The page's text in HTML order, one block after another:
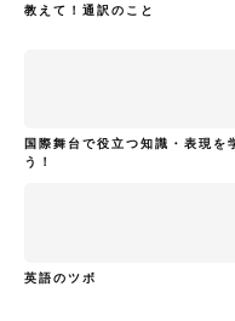
教えて！通訳のこと
国際舞台で役立つ知識・表現を
う！
英語のツボ